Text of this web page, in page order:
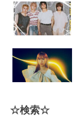
☆検索☆